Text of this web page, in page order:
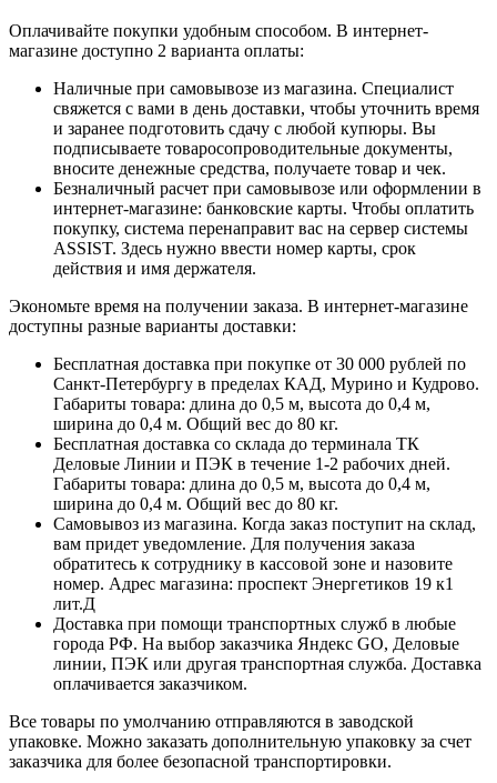
Оплачивайте покупки удобным способом. В интернет-
магазине доступно 2 варианта оплаты:
Наличные при самовывозе из магазина. Специалист
свяжется с вами в день доставки, чтобы уточнить время
и заранее подготовить сдачу с любой купюры. Вы
подписываете товаросопроводительные документы,
вносите денежные средства, получаете товар и чек.
Безналичный расчет при самовывозе или оформлении в
интернет-магазине: банковские карты. Чтобы оплатить
покупку, система перенаправит вас на сервер системы
ASSIST. Здесь нужно ввести номер карты, срок
действия и имя держателя.
Экономьте время на получении заказа. В интернет-магазине
доступны разные варианты доставки:
Бесплатная доставка при покупке от 30 000 рублей по
Санкт-Петербургу в пределах КАД, Мурино и Кудрово.
Габариты товара: длина до 0,5 м, высота до 0,4 м,
ширина до 0,4 м. Общий вес до 80 кг.
Бесплатная доставка со склада до терминала ТК
Деловые Линии и ПЭК в течение 1-2 рабочих дней.
Габариты товара: длина до 0,5 м, высота до 0,4 м,
ширина до 0,4 м. Общий вес до 80 кг.
Самовывоз из магазина. Когда заказ поступит на склад,
вам придет уведомление. Для получения заказа
обратитесь к сотруднику в кассовой зоне и назовите
номер. Адрес магазина: проспект Энергетиков 19 к1
лит.Д
Доставка при помощи транспортных служб в любые
города РФ. На выбор заказчика Яндекс GO, Деловые
линии, ПЭК или другая транспортная служба. Доставка
оплачивается заказчиком.
Все товары по умолчанию отправляются в заводской
упаковке. Можно заказать дополнительную упаковку за счет
заказчика для более безопасной транспортировки.